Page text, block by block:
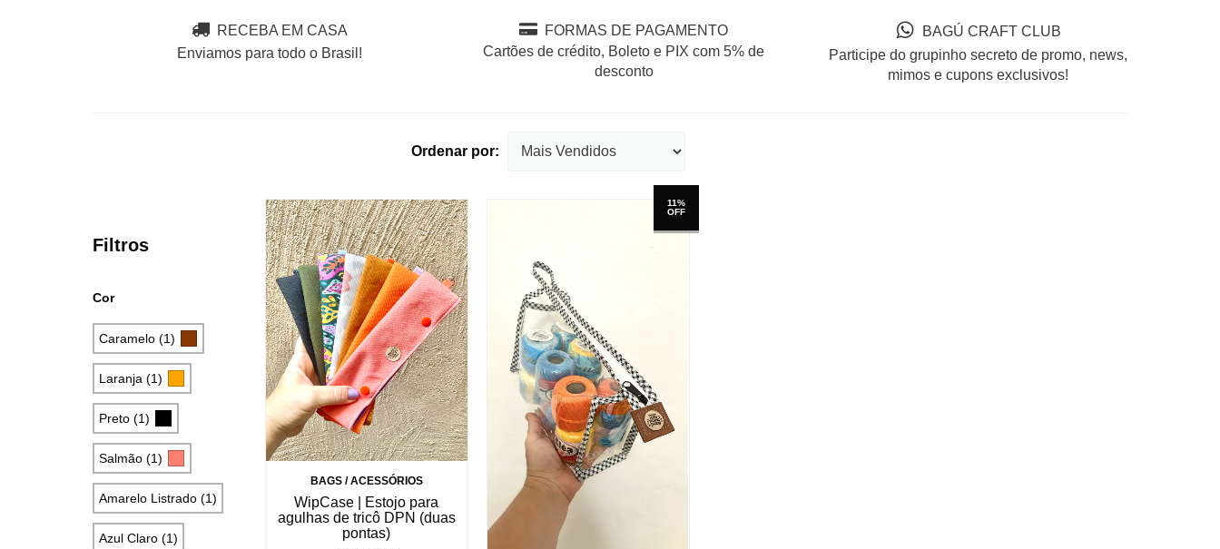
RECEBA EM CASA
Enviamos para todo o Brasil!
FORMAS DE PAGAMENTO
Cartões de crédito, Boleto e PIX com 5% de
desconto
BAGÚ CRAFT CLUB
Participe do grupinho secreto de promo, news,
mimos e cupons exclusivos!
Ordenar por:
Filtros
Cor
Caramelo (1)
Laranja (1)
Preto (1)
Salmão (1)
Amarelo Listrado (1)
Azul Claro (1)
BAGS / ACESSÓRIOS
WipCase | Estojo para
agulhas de tricô DPN (duas
pontas)
11%
OFF